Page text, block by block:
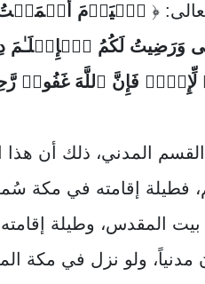
﴿ ٱلۡیَوۡمَ
لَكُمُ ٱلۡإِسۡلَـٰمَ
فَإِنَّ ٱللَّهَ غَفُورࣱ
المدني، ذلك أن
فطيلة إقامته في مكة
المقدس، وطيلة
ولو نزل في مكة